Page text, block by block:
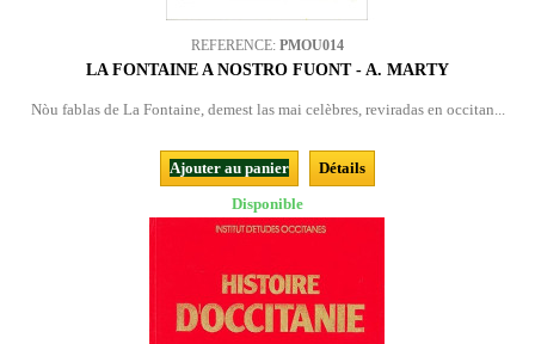
REFERENCE: PMOU014
LA FONTAINE A NOSTRO FUONT - A. MARTY
Nòu fablas de La Fontaine, demest las mai celèbres, reviradas en occitan...
Ajouter au panier
Détails
Disponible